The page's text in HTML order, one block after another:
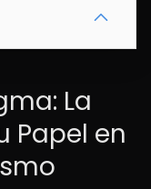
La
Papel en